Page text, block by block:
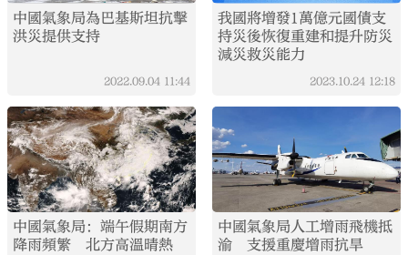
中國氣象局為巴基斯坦抗擊
洪災提供支持
2022.09.04 11:44
我國將增發1萬億元國債支
持災後恢復重建和提升防災
減災救災能力
2023.10.24 12:18
中國氣象局：端午假期南方
降雨頻繁 北方高溫晴熱
中國氣象局人工增雨飛機抵
渝 支援重慶增雨抗旱